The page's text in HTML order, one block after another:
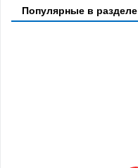
Популярные в разделе